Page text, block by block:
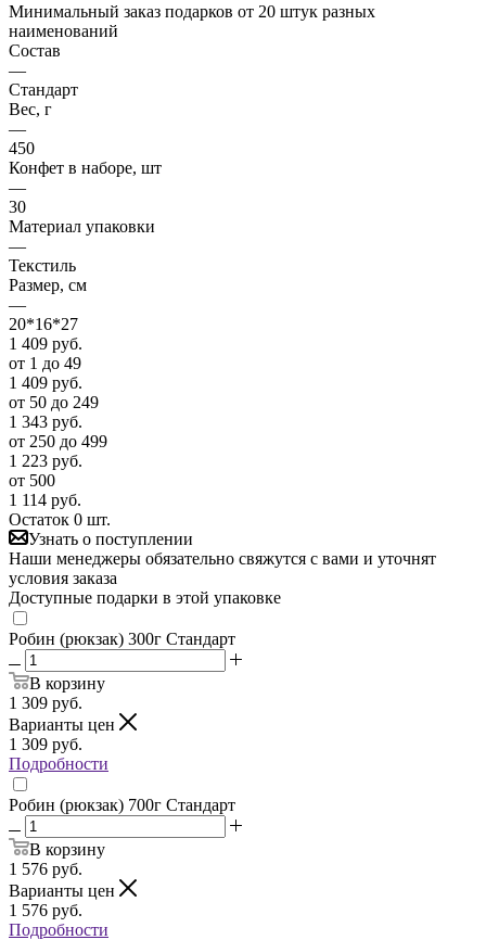
Минимальный заказ подарков от 20 штук разных
наименований
Состав
—
Стандарт
Вес, г
—
450
Конфет в наборе, шт
—
30
Материал упаковки
—
Текстиль
Размер, см
—
20*16*27
1 409 руб.
от 1 до 49
1 409 руб.
от 50 до 249
1 343 руб.
от 250 до 499
1 223 руб.
от 500
1 114 руб.
Остаток 0 шт.
Узнать о поступлении
Наши менеджеры обязательно свяжутся с вами и уточнят
условия заказа
Доступные подарки в этой упаковке
Робин (рюкзак) 300г Стандарт
В корзину
1 309 руб.
Варианты цен
1 309 руб.
Подробности
Робин (рюкзак) 700г Стандарт
В корзину
1 576 руб.
Варианты цен
1 576 руб.
Подробности